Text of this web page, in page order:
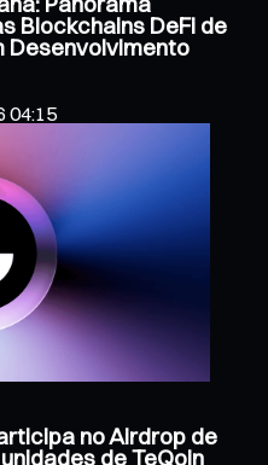
Blockchains DeFi de
Desenvolvimento
04:15
no Airdrop de
de TeQoin